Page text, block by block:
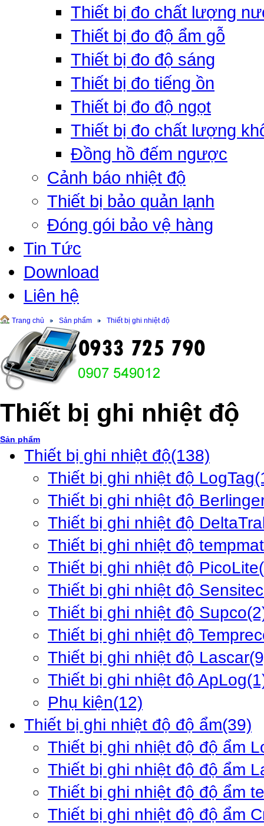
Thiết bị đo chất lượng
Thiết bị đo độ ẩm gỗ
Thiết bị đo độ sáng
Thiết bị đo tiếng ồn
Thiết bị đo độ ngọt
Thiết bị đo chất lượng
Đồng hồ đếm ngược
Cảnh báo nhiệt độ
Thiết bị bảo quản lạnh
Đóng gói bảo vệ hàng
Tin Tức
Download
Liên hệ
Trang chủ Sản phẩm Thiết bị ghi nhiệt độ
Thiết bị ghi nhiệt độ
Sản phẩm
Thiết bị ghi nhiệt độ(138)
Thiết bị ghi nhiệt độ LogTag
Thiết bị ghi nhiệt độ
Thiết bị ghi nhiệt độ
Thiết bị ghi nhiệt độ
Thiết bị ghi nhiệt độ PicoLite
Thiết bị ghi nhiệt độ
Thiết bị ghi nhiệt độ Supco
Thiết bị ghi nhiệt độ
Thiết bị ghi nhiệt độ Lascar
Thiết bị ghi nhiệt độ ApLog
Phụ kiện(12)
Thiết bị ghi nhiệt độ độ ẩm(39)
Thiết bị ghi nhiệt độ độ ẩm
Thiết bị ghi nhiệt độ độ ẩm
Thiết bị ghi nhiệt độ độ ẩm
Thiết bị ghi nhiệt độ độ ẩm